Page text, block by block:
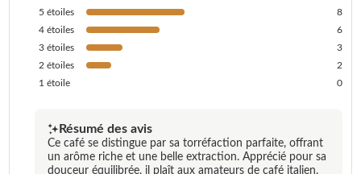
5 étoiles
8
4 étoiles
6
3 étoiles
3
2 étoiles
2
1 étoile 0
Résumé des avis
Ce café se distingue par sa torréfaction parfaite, offrant
un arôme riche et une belle extraction. Apprécié pour sa
douceur équilibrée, il plaît aux amateurs de café italien.